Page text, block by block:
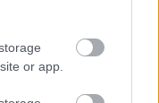
or app.